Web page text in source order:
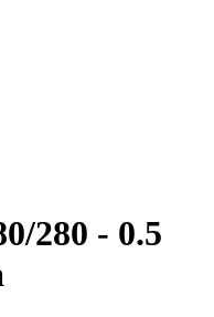
280 - 0.5